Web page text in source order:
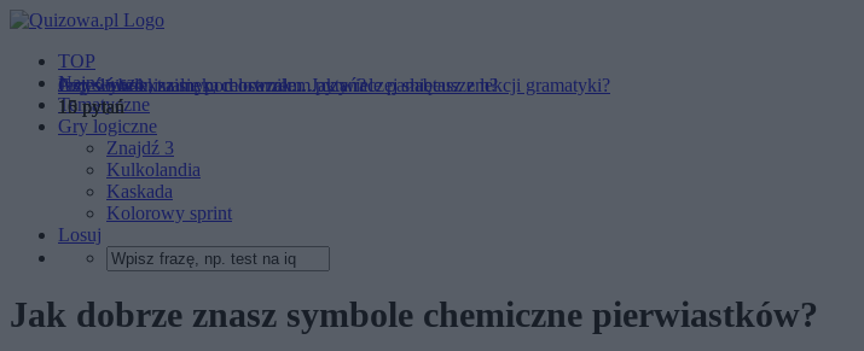
TOP
Najnowsze
Tematyczne
Gry logiczne
Znajdź 3
Kulkolandia
Kaskada
Kolorowy sprint
Losuj
Jak dobrze znasz symbole chemiczne pierwiastków?
Przysłówek, zaimek, celownik... Jak wiele pamiętasz z lekcji gramatyki?
10 pytań
Czy wybronisz się pod ostrzałem pytań?
15 pytań
Jesteś intelektualnym mocarzem... czy raczej słabeuszem?
15 pytań